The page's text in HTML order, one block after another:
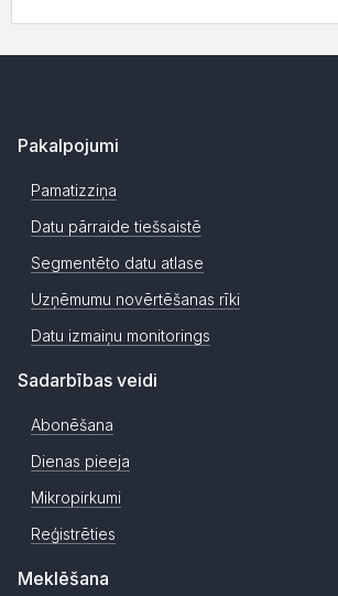
Pakalpojumi
Pamatizziņa
Datu pārraide tiešsaistē
Segmentēto datu atlase
Uzņēmumu novērtēšanas rīki
Datu izmaiņu monitorings
Sadarbības veidi
Abonēšana
Dienas pieeja
Mikropirkumi
Reģistrēties
Meklēšana